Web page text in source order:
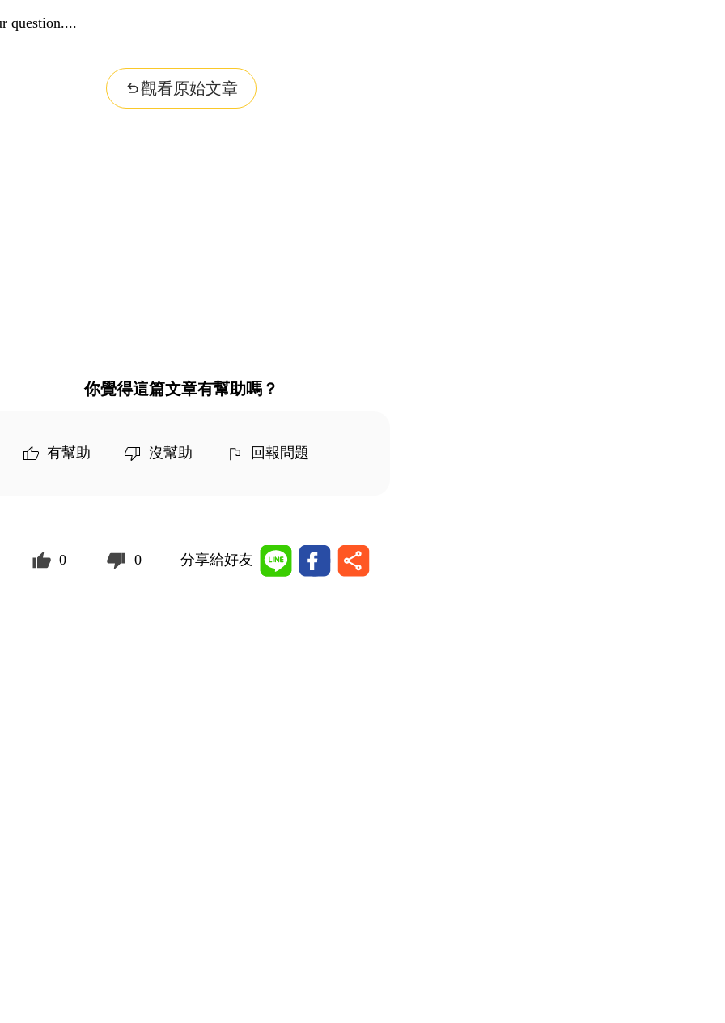
question...
觀看原始文章
你覺得這篇文章有幫助嗎？
有幫助 沒幫助 回報問題
0 0 分享給好友